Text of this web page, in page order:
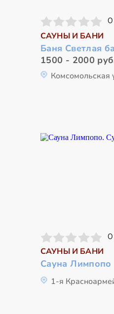
САУНЫ И БАНИ
Баня Светлая
1500 - 2000
Комсомольская
САУНЫ И БАНИ
Сауна Лимпопо
1-я